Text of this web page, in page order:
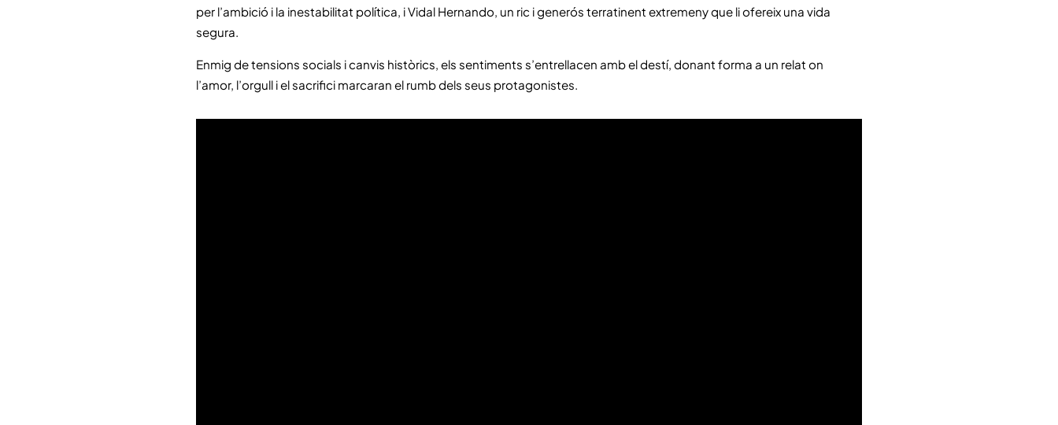
per l’ambició i la inestabilitat política, i Vidal Hernando, un ric i generós terratinent extremeny que li ofereix una vida
segura.
Enmig de tensions socials i canvis històrics, els sentiments s’entrellacen amb el destí, donant forma a un relat on
l’amor, l’orgull i el sacrifici marcaran el rumb dels seus protagonistes.